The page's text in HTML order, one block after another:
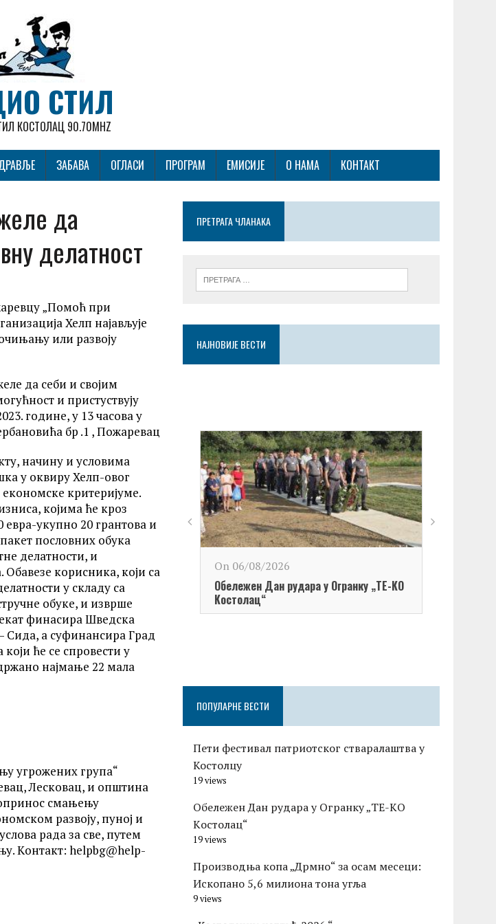
СТИЛ
КОСТОЛАЦ 90.70MHZ
ЗАБАВА ОГЛАСИ ПРОГРАМ ЕМИСИЈЕ О НАМА КОНТАКТ
да
делатност
„Помоћ при
Хелп најављује
или развоју
да себи и својим
и пристуствују
године, у 13 часова у
бр .1 , Пожаревац
начину и условима
у оквиру Хелп-овог
критеријуме.
којима ће кроз
укупно 20 грантова и
пословних обука
делатности, и
корисника, који са
у складу са
обуке, и изврше
финасира Шведска
Сида, а суфинансира Град
ће се спровести у
најмање 22 мала
угрожених група“
Лесковац, и општина
смањењу
развоју, пуној и
рада за све, путем
Kонтакт: helpbg@help-
ПРЕТРАГА ЧЛАНАКА
НАЈНОВИЈЕ ВЕСТИ
On 06/08/2026
Обележен Дан рудара у Огранку „ТЕ-KО
Kостолац“
ПОПУЛАРНЕ ВЕСТИ
Пети фестивал патриотског стваралаштва у
Костолцу
19 views
Обележен Дан рудара у Огранку „ТЕ-KО
Kостолац“
19 views
Производња копа „Дрмно“ за осам месеци:
Ископано 5,6 милиона тона угља
9 views